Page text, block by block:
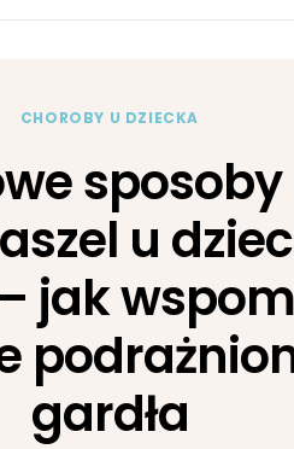
CHOROBY U DZIECKA
u
jak
gardła